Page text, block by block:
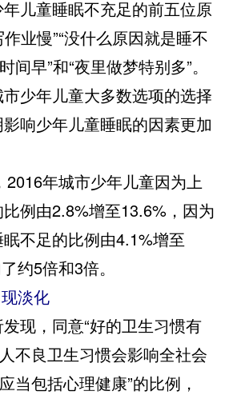
儿童睡眠不充足的前五位原
作业慢”“没什么原因就是睡不
间早”和“夜里做梦特别多”。
少年儿童大多数选项的选择
响少年儿童睡眠的因素更加
年城市少年儿童因为上
例由2.8%增至13.6%，因为
不足的比例由4.1%增至
约5倍和3倍。
淡化
，同意“好的卫生习惯有
不良卫生习惯会影响全社会
当包括心理健康”的比例，